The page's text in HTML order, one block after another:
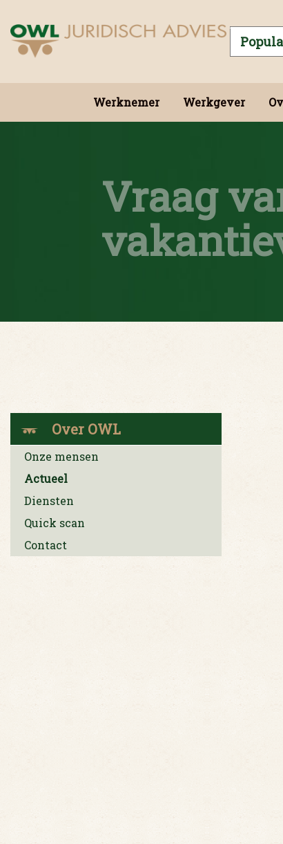
Werknemer Werkgever
Vraag
Over OWL
Onze mensen
Actueel
Diensten
Quick scan
Contact